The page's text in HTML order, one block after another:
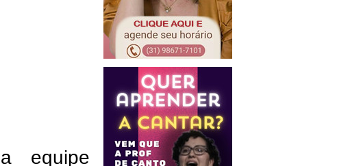
equipe